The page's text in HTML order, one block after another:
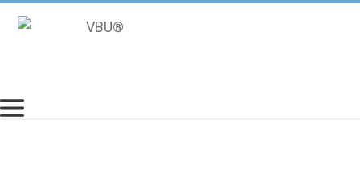
Inhalt